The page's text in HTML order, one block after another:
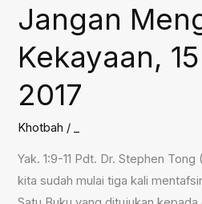
22
Oktober
2017
Jangan
Kekayaan,
2017
Khotbah /
Yak. 1:9-11 Pdt. Dr. Stephen
kita sudah mulai tiga kali